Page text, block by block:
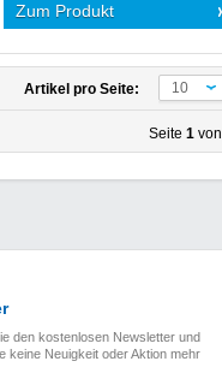
Zum Produkt
Artikel pro Seite: 10
Seite 1 von
den kostenlosen Newsletter und
keine Neuigkeit oder Aktion mehr